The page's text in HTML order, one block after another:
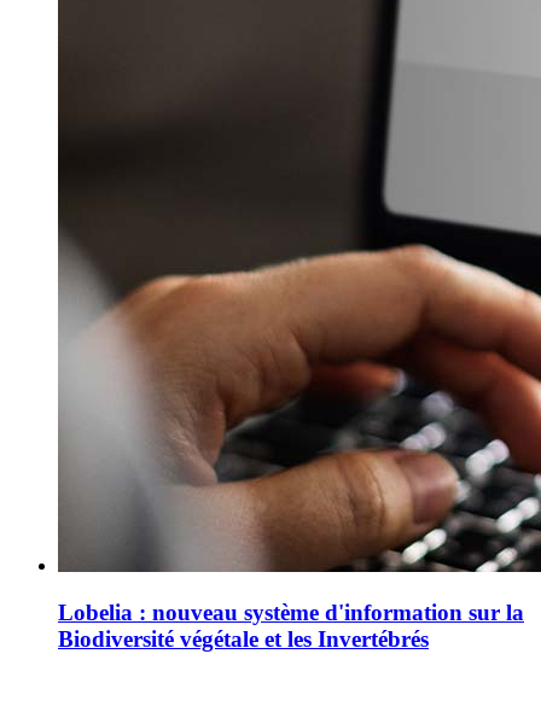
Lobelia : nouveau système d'information sur la
Biodiversité végétale et les Invertébrés